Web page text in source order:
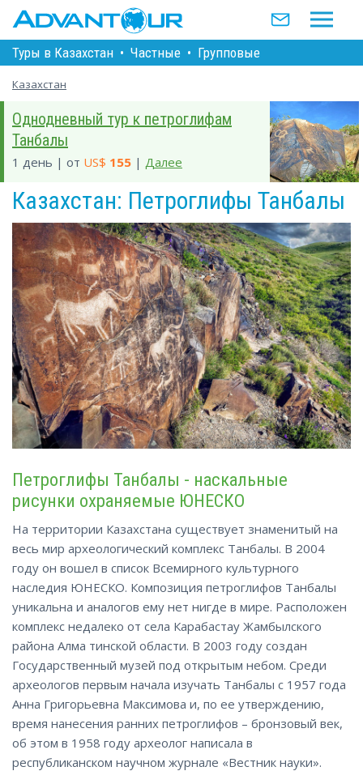
Туры в Казахстан • Частные • Групповые
Казахстан
Однодневный тур к петроглифам
Танбалы
1 день | от US$ 155 | Далее
Казахстан: Петроглифы Танбалы
Петроглифы Танбалы - наскальные
рисунки охраняемые ЮНЕСКО
На территории Казахстана существует знаменитый на
весь мир археологический комплекс Танбалы. В 2004
году он вошел в список Всемирного культурного
наследия ЮНЕСКО. Композиция петроглифов Танбалы
уникальна и аналогов ему нет нигде в мире. Расположен
комплекс недалеко от села Карабастау Жамбылского
района Алма тинской области. В 2003 году создан
Государственный музей под открытым небом. Среди
археологов первым начала изучать Танбалы с 1957 года
Анна Григорьевна Максимова и, по ее утверждению,
время нанесения ранних петроглифов – бронзовый век,
об этом в 1958 году археолог написала в
республиканском научном журнале «Вестник науки».